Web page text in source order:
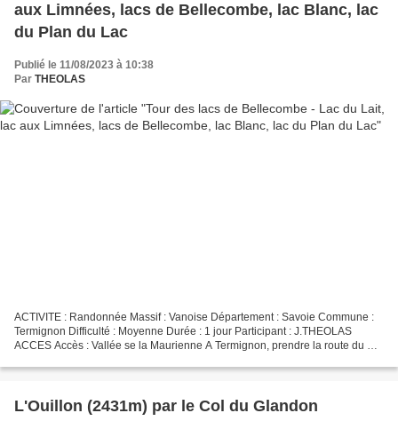
aux Limnées, lacs de Bellecombe, lac Blanc, lac
du Plan du Lac
Publié le 11/08/2023 à 10:38
Par THEOLAS
ACTIVITE : Randonnée Massif : Vanoise Département : Savoie Commune :
Termignon Difficulté : Moyenne Durée : 1 jour Participant : J.THEOLAS
ACCES Accès : Vallée se la Maurienne A Termignon, prendre la route du Col
L'Ouillon (2431m) par le Col du Glandon